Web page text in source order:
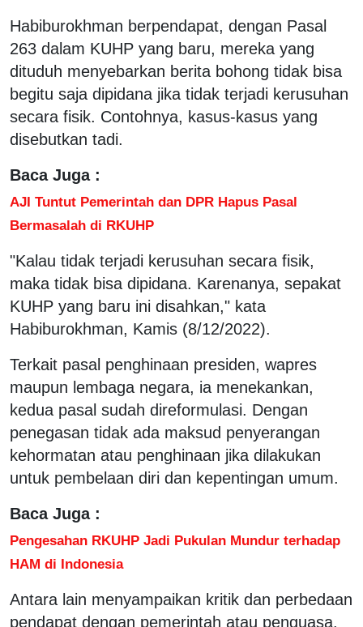
Habiburokhman berpendapat, dengan Pasal
263 dalam KUHP yang baru, mereka yang
dituduh menyebarkan berita bohong tidak bisa
begitu saja dipidana jika tidak terjadi kerusuhan
secara fisik. Contohnya, kasus-kasus yang
disebutkan tadi.
Baca Juga :
AJI Tuntut Pemerintah dan DPR Hapus Pasal
Bermasalah di RKUHP
"Kalau tidak terjadi kerusuhan secara fisik,
maka tidak bisa dipidana. Karenanya, sepakat
KUHP yang baru ini disahkan," kata
Habiburokhman, Kamis (8/12/2022).
Terkait pasal penghinaan presiden, wapres
maupun lembaga negara, ia menekankan,
kedua pasal sudah direformulasi. Dengan
penegasan tidak ada maksud penyerangan
kehormatan atau penghinaan jika dilakukan
untuk pembelaan diri dan kepentingan umum.
Baca Juga :
Pengesahan RKUHP Jadi Pukulan Mundur terhadap
HAM di Indonesia
Antara lain menyampaikan kritik dan perbedaan
pendapat dengan pemerintah atau penguasa.